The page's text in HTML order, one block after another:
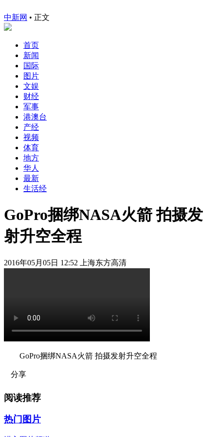
中新网 • 正文
首页
新闻
国际
图片
文娱
财经
军事
港澳台
产经
视频
体育
地方
华人
最新
生活经
GoPro捆绑NASA火箭 拍摄发
射升空全程
2016年05月05日 12:52 上海东方高清
GoPro捆绑NASA火箭 拍摄发射升空全程
分享
阅读推荐
热门图片